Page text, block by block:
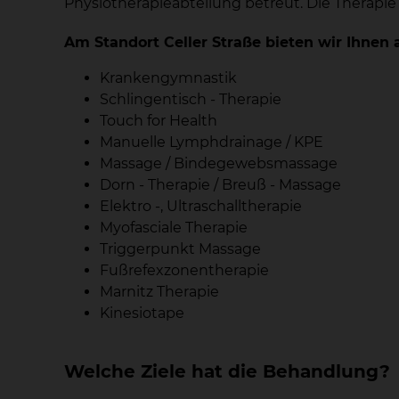
Am Standort Celler Straße bieten wir Ihnen
Krankengymnastik
Schlingentisch - Therapie
Touch for Health
Manuelle Lymphdrainage / KPE
Massage / Bindegewebsmassage
Dorn - Therapie / Breuß - Massage
Elektro -, Ultraschalltherapie
Myofasciale Therapie
Triggerpunkt Massage
Fußrefexzonentherapie
Marnitz Therapie
Kinesiotape
Welche Ziele hat die Behandlung?